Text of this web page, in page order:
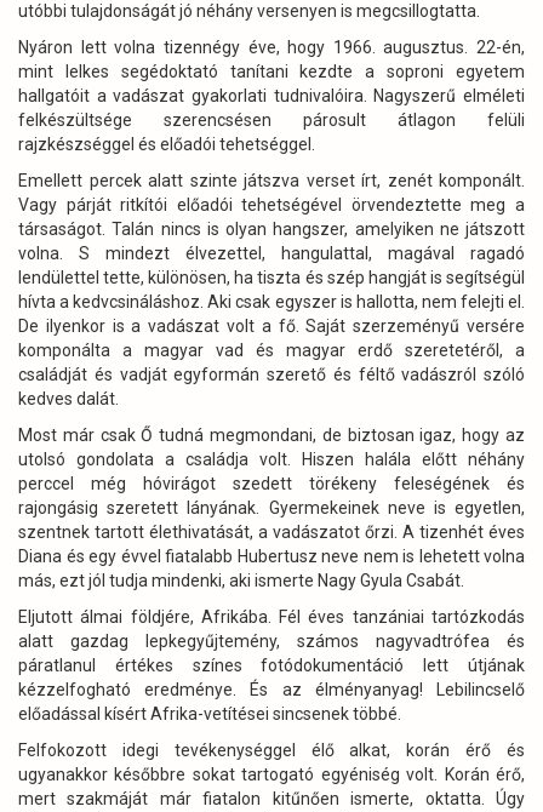
utóbbi tulajdonságát jó néhány versenyen is megcsillogtatta.
Nyáron lett volna tizennégy éve, hogy 1966. augusztus. 22-én,
mint lelkes segédoktató tanítani kezdte a soproni egyetem
hallgatóit a vadászat gyakorlati tudnivalóira. Nagyszerű elméleti
felkészültsége szerencsésen párosult átlagon felüli
rajzkészséggel és előadói tehetséggel.
Emellett percek alatt szinte játszva verset írt, zenét komponált.
Vagy párját ritkítói előadói tehetségével örvendeztette meg a
társaságot. Talán nincs is olyan hangszer, amelyiken ne játszott
volna. S mindezt élvezettel, hangulattal, magával ragadó
lendülettel tette, különösen, ha tiszta és szép hangját is segítségül
hívta a kedvcsináláshoz. Aki csak egyszer is hallotta, nem felejti el.
De ilyenkor is a vadászat volt a fő. Saját szerzeményű versére
komponálta a magyar vad és magyar erdő szeretetéről, a
családját és vadját egyformán szerető és féltő vadászról szóló
kedves dalát.
Most már csak Ő tudná megmondani, de biztosan igaz, hogy az
utolsó gondolata a családja volt. Hiszen halála előtt néhány
perccel még hóvirágot szedett törékeny feleségének és
rajongásig szeretett lányának. Gyermekeinek neve is egyetlen,
szentnek tartott élethivatását, a vadászatot őrzi. A tizenhét éves
Diana és egy évvel fiatalabb Hubertusz neve nem is lehetett volna
más, ezt jól tudja mindenki, aki ismerte Nagy Gyula Csabát.
Eljutott álmai földjére, Afrikába. Fél éves tanzániai tartózkodás
alatt gazdag lepkegyűjtemény, számos nagyvadtrófea és
páratlanul értékes színes fotódokumentáció lett útjának
kézzelfogható eredménye. És az élményanyag! Lebilincselő
előadással kísért Afrika-vetítései sincsenek többé.
Felfokozott idegi tevékenységgel élő alkat, korán érő és
ugyanakkor későbbre sokat tartogató egyéniség volt. Korán érő,
mert szakmáját már fiatalon kitűnően ismerte, oktatta. Úgy